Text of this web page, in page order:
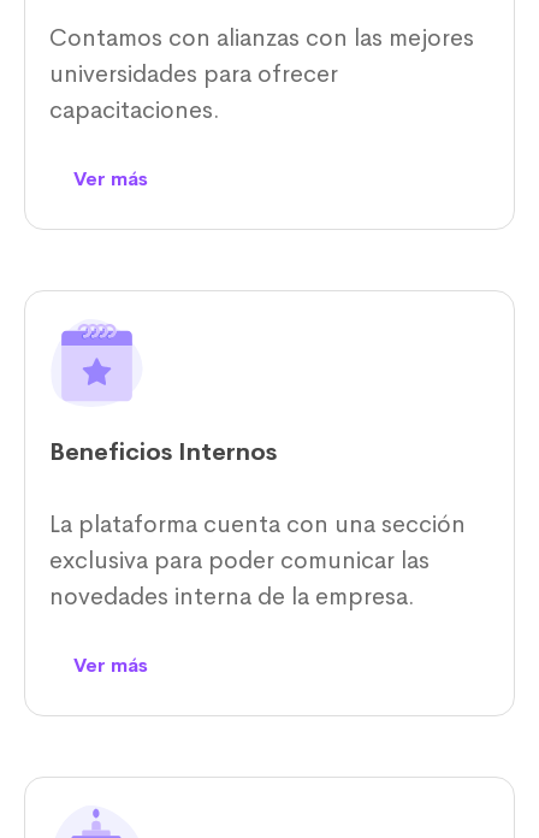
Contamos con alianzas con las mejores
universidades para ofrecer
capacitaciones.
Ver más
Beneficios Internos
La plataforma cuenta con una sección
exclusiva para poder comunicar las
novedades interna de la empresa.
Ver más